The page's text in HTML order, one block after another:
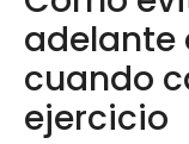
adelante
cuando
ejercicio